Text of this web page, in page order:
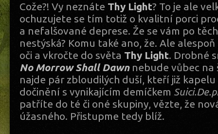
Cože?! Vy neznáte Thy Light? To je ale
ochuzujete se tím totiž o kvalitní porci
a nefalšované deprese. Že se vám po
nestýská? Komu také ano, že. Ale
oči a vkročte do světa Thy Light. Drobné
No Morrow Shall Dawnnebude vůbec na
najde pár zbloudilých duší, kteří již kapelu
dočinění s vynikajícím demíčkem
patříte do té či oné skupiny, vězte, že
úžasného. Přistupme tedy blíž.